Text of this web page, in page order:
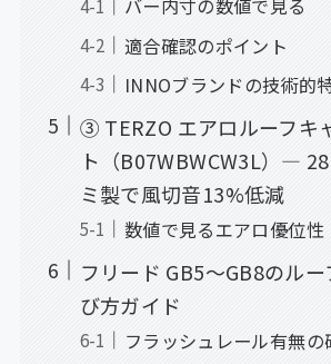
バー内寸の数値で見る
適合確認のポイント
INNOブランドの技術的
③ TERZO エアロルーフキ
ト（B07WBWCW3L）—
ミ製で風切音13%低減
数値で見るエアロ優位性
フリード GB5〜GB8のル
び方ガイド
フラッシュレール有無の